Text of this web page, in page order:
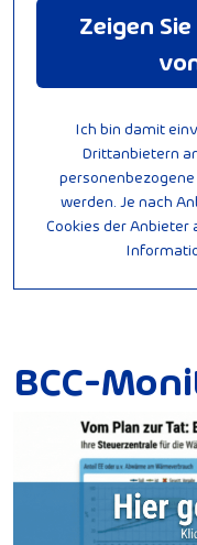
Zeigen
Ich bin damit
Drittanbietern
werden. Je nach
Cookies der
BCC-